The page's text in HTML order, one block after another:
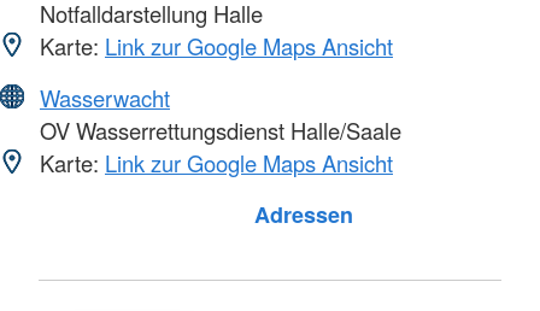
Notfalldarstellung Halle
Karte: Link zur Google Maps Ansicht
Wasserwacht
OV Wasserrettungsdienst Halle/Saale
Karte: Link zur Google Maps Ansicht
Adressen